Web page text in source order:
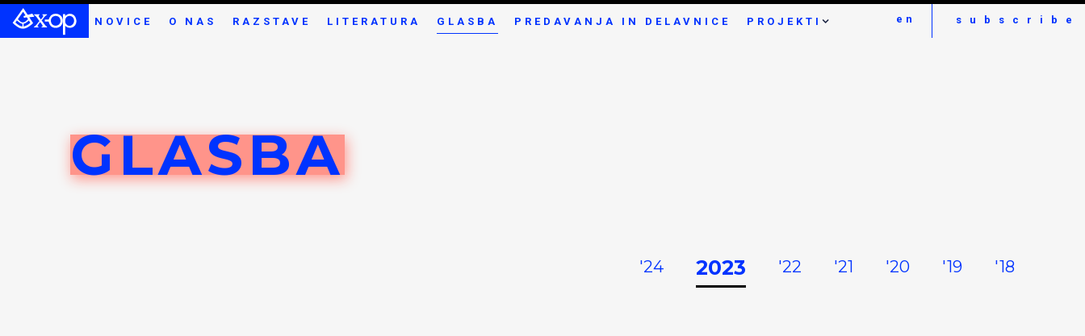
NOVICE O NAS RAZSTAVE LITERATURA GLASBA PREDAVANJA IN DELAVNICE PROJEKTI en subscribe
GLASBA
'24 2023 '22 '21 '20 '19 '18